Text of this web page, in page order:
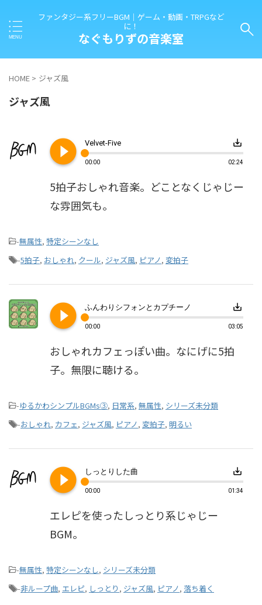
ファンタジー系フリーBGM｜ゲーム・動画・TRPGなど
に！
なぐもりずの音楽室
HOME > ジャズ風
ジャズ風
play_circle_filled Velvet-Five save_alt
00:00 02:24
5拍子おしゃれ音楽。どことなくじゃじー
な雰囲気も。
-無属性, 特定シーンなし
-5拍子, おしゃれ, クール, ジャズ風, ピアノ, 変拍子
play_circle_filled ふんわりシフォンとカプチーノ save_alt
00:00 03:05
おしゃれカフェっぽい曲。なにげに5拍
子。無限に聴ける。
-ゆるかわシンプルBGMs③, 日常系, 無属性, シリーズ未分類
-おしゃれ, カフェ, ジャズ風, ピアノ, 変拍子, 明るい
play_circle_filled しっとりした曲 save_alt
00:00 01:34
エレピを使ったしっとり系じゃじー
BGM。
-無属性, 特定シーンなし, シリーズ未分類
-非ループ曲, エレピ, しっとり , ジャズ風, ピアノ, 落ち着く